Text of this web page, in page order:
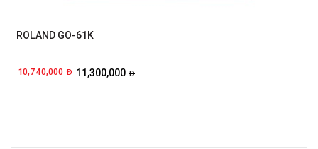
ROLAND GO-61K
10,740,000 Đ 11,300,000 Đ